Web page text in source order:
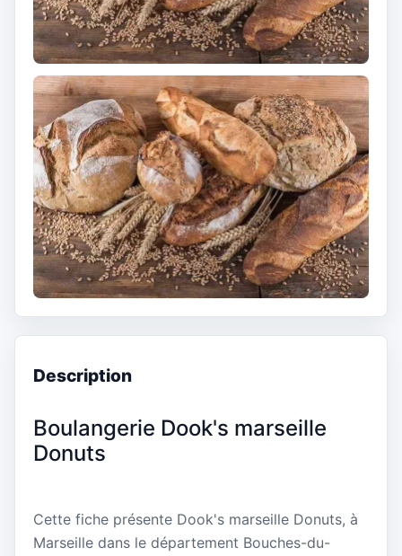
Description
Boulangerie Dook's marseille
Donuts
Cette fiche présente Dook's marseille Donuts, à
Marseille dans le département Bouches-du-